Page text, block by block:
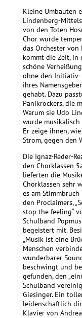
Kleine Umbauten
Lindenberg-
von den Toten
Chor wurde
das Orchester von
kommt die Zeit, in
schöne
ohne den Initiativ-
ihres
gehabt. Dazu
Panikrockers, die
Warum sie Udo
wurde
Er zeige ihnen,
Strom, gegen den
Die Ignaz-Reder-
den Chorklassen
lieferten die
Chorklassen sehr
es am
den Proclaimers,
stop the feeling“
Schulband
begeistert mit.
„Musik ist eine
Menschen
wunderbarer
beschwingt und
gefunden, den
Schulband
Giesinger. Ein
leidenschaftlich
Klavier von